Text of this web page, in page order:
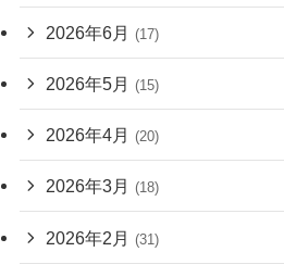
2026年6月 (17)
2026年5月 (15)
2026年4月 (20)
2026年3月 (18)
2026年2月 (31)